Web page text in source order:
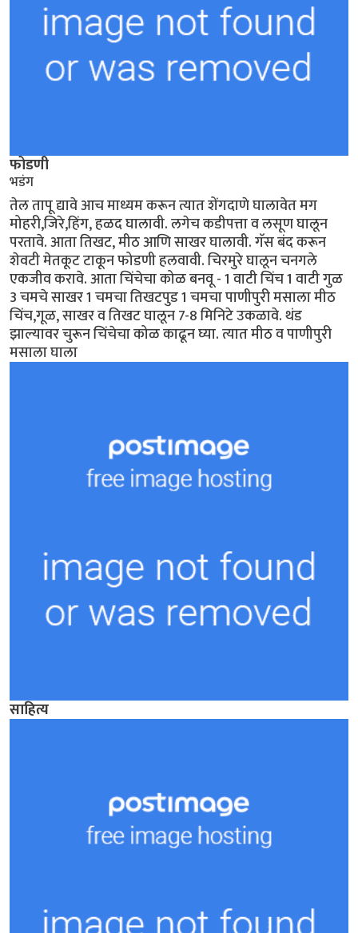
फोडणी
भडंग
तेल तापू द्यावे आच माध्यम करून त्यात शेंगदाणे घालावेत मग
मोहरी,जिरे,हिंग, हळद घालावी. लगेच कडीपत्ता व लसूण घालून
परतावे. आता तिखट, मीठ आणि साखर घालावी. गॅस बंद करून
शेवटी मेतकूट टाकून फोडणी हलवावी. चिरमुरे घालून चनगले
एकजीव करावे. आता चिंचेचा कोळ बनवू - 1 वाटी चिंच 1 वाटी गुळ
3 चमचे साखर 1 चमचा तिखटपुड 1 चमचा पाणीपुरी मसाला मीठ
चिंच,गूळ, साखर व तिखट घालून 7-8 मिनिटे उकळावे. थंड
झाल्यावर चुरून चिंचेचा कोळ काढून घ्या. त्यात मीठ व पाणीपुरी
मसाला घाला
साहित्य